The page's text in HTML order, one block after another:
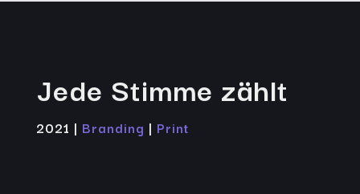
Jede Stimme zählt
2021 | Branding | Print